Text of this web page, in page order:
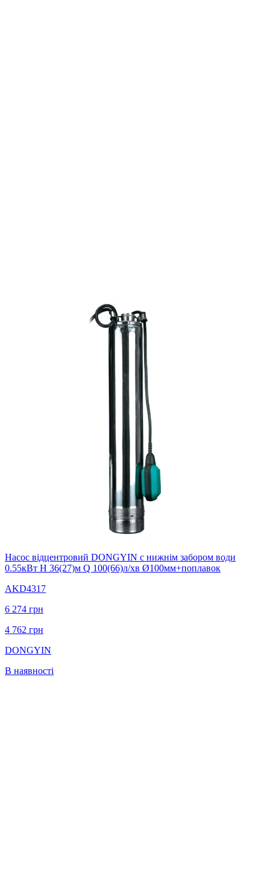
Насос вiдцентровий DONGYIN с нижнiм забором води
0.55кВт H 36(27)м Q 100(66)л/хв Ø100мм+поплавок
AKD4317
6 274 грн
4 762 грн
DONGYIN
В наявності